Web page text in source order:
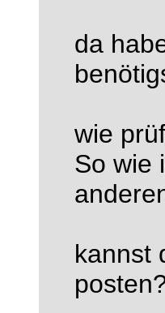
da
wie
So wie
kannst